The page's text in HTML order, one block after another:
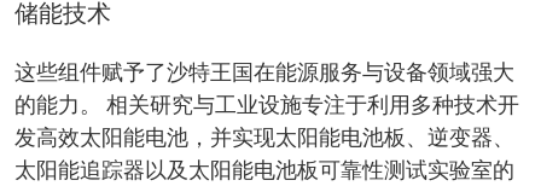
储能技术
这些组件赋予了沙特王国在能源服务与设备领域强大
的能力。 相关研究与工业设施专注于利用多种技术开
发高效太阳能电池，并实现太阳能电池板、逆变器、
太阳能追踪器以及太阳能电池板可靠性测试实验室的